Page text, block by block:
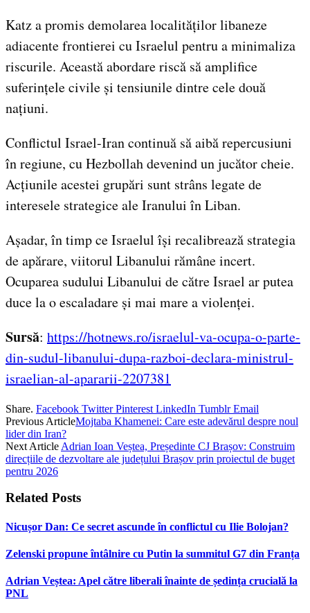
Katz a promis demolarea localităților libaneze
adiacente frontierei cu Israelul pentru a minimaliza
riscurile. Această abordare riscă să amplifice
suferințele civile și tensiunile dintre cele două
națiuni.
Conflictul Israel-Iran continuă să aibă repercusiuni
în regiune, cu Hezbollah devenind un jucător cheie.
Acțiunile acestei grupări sunt strâns legate de
interesele strategice ale Iranului în Liban.
Așadar, în timp ce Israelul își recalibrează strategia
de apărare, viitorul Libanului rămâne incert.
Ocuparea sudului Libanului de către Israel ar putea
duce la o escaladare și mai mare a violenței.
Sursă: https://hotnews.ro/israelul-va-ocupa-o-parte-
din-sudul-libanului-dupa-razboi-declara-ministrul-
israelian-al-apararii-2207381
Share. Facebook Twitter Pinterest LinkedIn Tumblr Email
Previous ArticleMojtaba Khamenei: Care este adevărul despre noul
lider din Iran?
Next Article Adrian Ioan Veștea, Președinte CJ Brașov: Construim
direcțiile de dezvoltare ale județului Brașov prin proiectul de buget
pentru 2026
Related Posts
Nicușor Dan: Ce secret ascunde în conflictul cu Ilie Bolojan?
Zelenski propune întâlnire cu Putin la summitul G7 din Franța
Adrian Veștea: Apel către liberali înainte de ședința crucială la
PNL